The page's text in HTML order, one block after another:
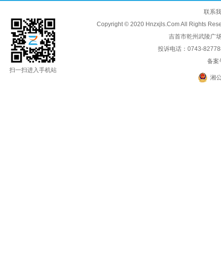
扫一扫进入手机站
联系
Copyright © 2020 Hnzxjls.Com All Rights
吉首市乾州武陵广
投诉电话：0743-
备案
湘